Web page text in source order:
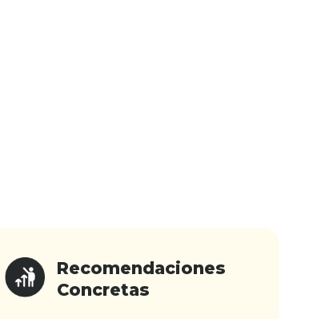
Recomendaciones
Concretas